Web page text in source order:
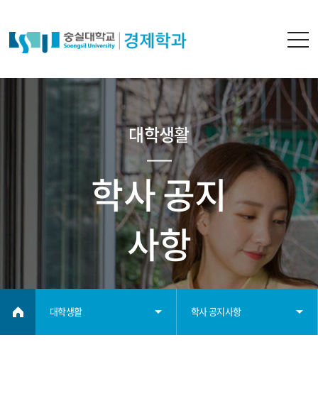
대학생활
학사 공지
사항
대학생활 학사 공지사항